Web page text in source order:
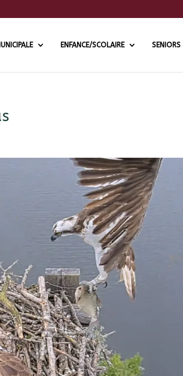
ENFANCE/SCOLAIRE SENIORS